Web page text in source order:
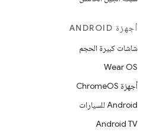
أجهزة ANDROID
شاشات كبيرة الحجم
Wear OS
أجهزة ChromeOS
Android للسيارات
Android TV